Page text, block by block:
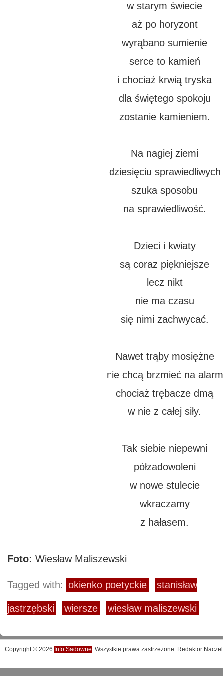
w starym świecie
aż po horyzont
wyrąbano sumienie
serce to kamień
i chociaż krwią tryska
dla świętego spokoju
zostanie kamieniem.
Na nagiej ziemi
dziesięciu sprawiedliwych
szuka sposobu
na sprawiedliwość.
Dzieci i kwiaty
są coraz piękniejsze
lecz nikt
nie ma czasu
się nimi zachwycać.
Nawet trąby mosiężne
nie chcą brzmieć na alarm
chociaż trębacze dmą
w nie z całej siły.
Tak siebie niepewni
półzadowoleni
w nowe stulecie
wkraczamy
z hałasem.
Foto: Wiesław Maliszewski
Tagged with: okienko poetyckie stanisław
jastrzębski wiersze wiesław maliszewski
Copyright © 2026 Info Sadowne. Wszystkie prawa zastrzeżone. Redaktor